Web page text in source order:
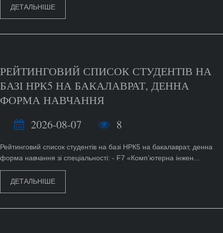
ДЕТАЛЬНІШЕ
РЕЙТИНГОВИЙ СПИСОК СТУДЕНТІВ НА
БАЗІ НРК5 НА БАКАЛАВРАТ, ДЕННА
ФОРМА НАВЧАННЯ
2026-08-07
8
Рейтинговий список студентів на базі НРК5 на бакалаврат, денна
форма навчання зі спеціальності: - F7 «Комп’ютерна інжен...
ДЕТАЛЬНІШЕ